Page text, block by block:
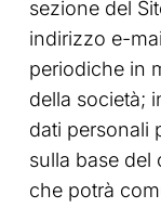
sezione del
indirizzo e-
periodiche in
della società;
dati personali
sulla base del
che potrà